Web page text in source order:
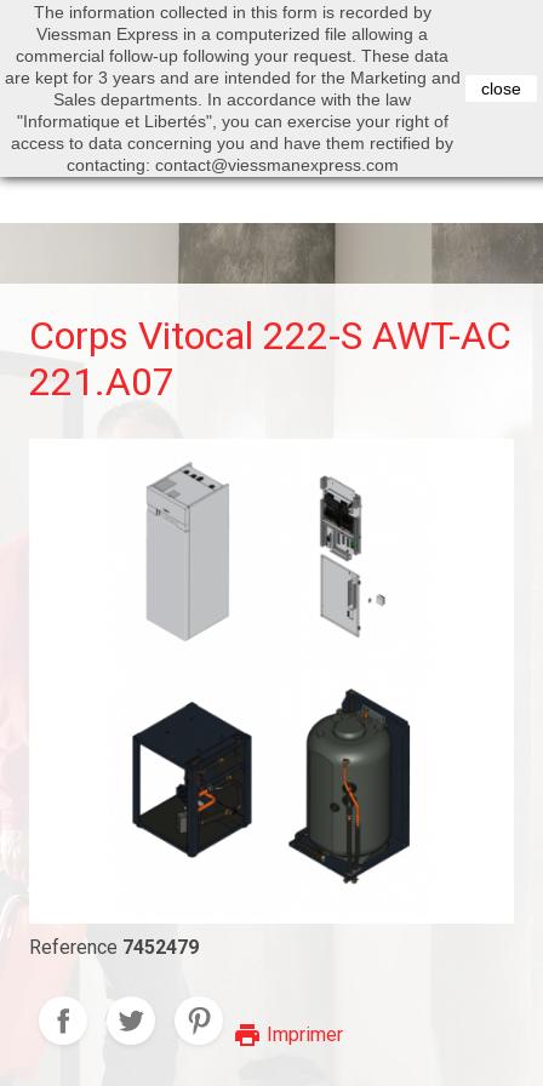
 
Search
Corps Vitocal 222-S AWT-AC
221.A07
Reference 7452479
print Imprimer
The information collected in this form is recorded by
Viessman Express in a computerized file allowing a
commercial follow-up following your request. These data
are kept for 3 years and are intended for the Marketing and
Sales departments. In accordance with the law
"Informatique et Libertés", you can exercise your right of
access to data concerning you and have them rectified by
contacting: contact@viessmanexpress.com
close